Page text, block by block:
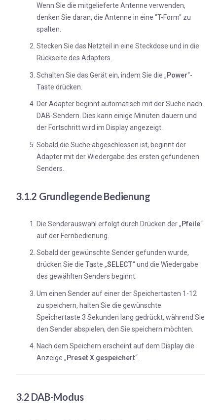
Wenn Sie die mitgelieferte Antenne verwenden,
denken Sie daran, die Antenne in eine "T-Form" zu
spalten.
Stecken Sie das Netzteil in eine Steckdose und in die
Rückseite des Adapters.
Schalten Sie das Gerät ein, indem Sie die „Power“-
Taste drücken.
Der Adapter beginnt automatisch mit der Suche nach
DAB-Sendern. Dies kann einige Minuten dauern und
der Fortschritt wird im Display angezeigt.
Sobald die Suche abgeschlossen ist, beginnt der
Adapter mit der Wiedergabe des ersten gefundenen
Senders.
3.1.2 Grundlegende Bedienung
Die Senderauswahl erfolgt durch Drücken der „Pfeile“
auf der Fernbedienung.
Sobald der gewünschte Sender gefunden wurde,
drücken Sie die Taste „SELECT“ und die Wiedergabe
des gewählten Senders beginnt.
Um einen Sender auf einer der Speichertasten 1-12
zu speichern, halten Sie die gewünschte
Speichertaste 3 Sekunden lang gedrückt, während Sie
den Sender abspielen, den Sie speichern möchten.
Nach dem Speichern erscheint auf dem Display die
Anzeige „Preset X gespeichert“.
3.2 DAB-Modus